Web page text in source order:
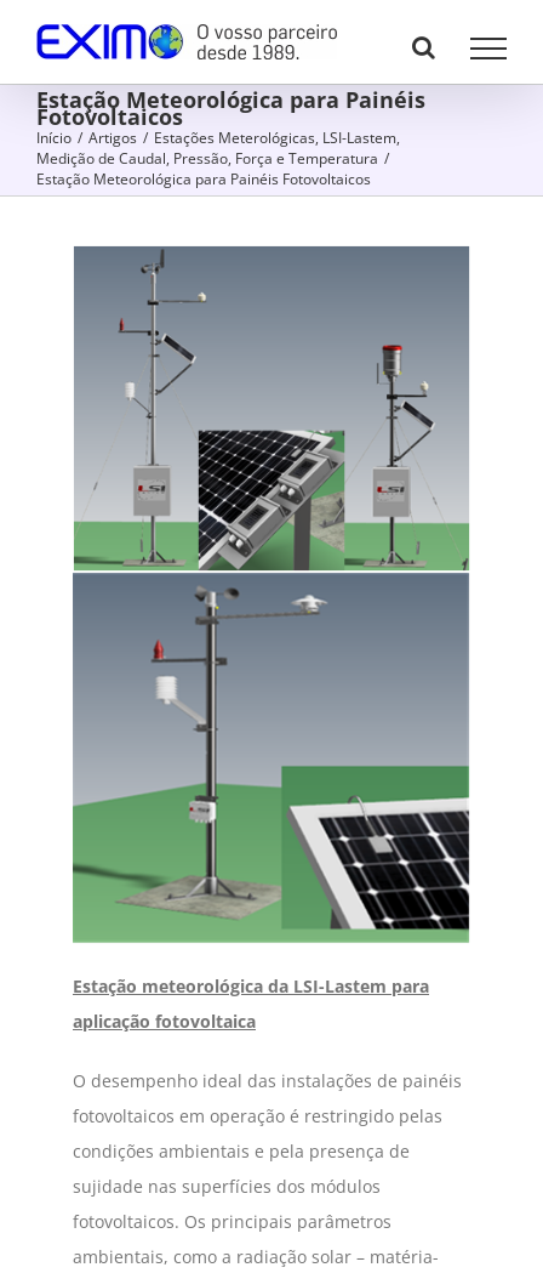
contentEstação Meteorológica para Painéis
Fotovoltaicos
Início / Artigos / Estações Meterológicas, LSI-Lastem,
Medição de Caudal, Pressão, Força e Temperatura /
Estação Meteorológica para Painéis Fotovoltaicos
Estação meteorológica da LSI-Lastem para
aplicação fotovoltaica
O desempenho ideal das instalações de painéis
fotovoltaicos em operação é restringido pelas
condições ambientais e pela presença de
sujidade nas superfícies dos módulos
fotovoltaicos. Os principais parâmetros
ambientais, como a radiação solar – matéria-